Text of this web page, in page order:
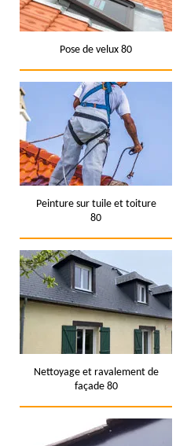
Pose de velux 80
Peinture sur tuile et toiture
80
Nettoyage et ravalement de
façade 80